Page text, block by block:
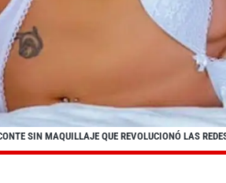
SIN MAQUILLAJE QUE REVOLUCIONÓ LAS